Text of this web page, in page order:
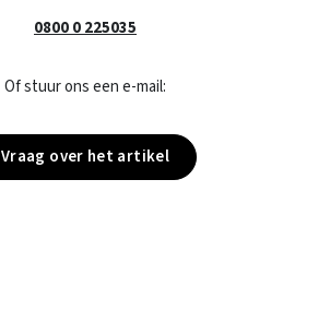
0800 0 225035
Of stuur ons een e-mail:
Vraag over het artikel